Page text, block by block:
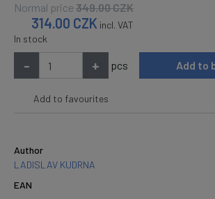
Normal price 349.00CZK
314.00 CZK incl. VAT
In stock
- + pcs Add to
Add to favourites
Author
LADISLAV KUDRNA
EAN